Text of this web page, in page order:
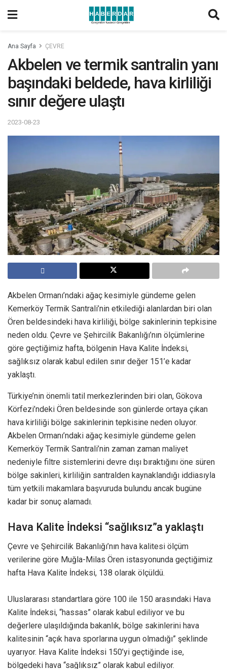
Ana Sayfa ÇEVRE
Akbelen ve termik santralin yanı
başındaki beldede, hava kirliliği
sınır değere ulaştı
2023-08-23
Akbelen Ormanı’ndaki ağaç kesimiyle gündeme gelen
Kemerköy Termik Santrali’nin etkilediği alanlardan biri olan
Ören beldesindeki hava kirliliği, bölge sakinlerinin tepkisine
neden oldu. Çevre ve Şehircilik Bakanlığı’nın ölçümlerine
göre geçtiğimiz hafta, bölgenin Hava Kalite İndeksi,
sağlıksız olarak kabul edilen sınır değer 151’e kadar
yaklaştı.
Türkiye’nin önemli tatil merkezlerinden biri olan, Gökova
Körfezi’ndeki Ören beldesinde son günlerde ortaya çıkan
hava kirliliği bölge sakinlerinin tepkisine neden oluyor.
Akbelen Ormanı’ndaki ağaç kesimiyle gündeme gelen
Kemerköy Termik Santrali’nin zaman zaman maliyet
nedeniyle filtre sistemlerini devre dışı bıraktığını öne süren
bölge sakinleri, kirliliğin santralden kaynaklandığı iddiasıyla
tüm yetkili makamlara başvuruda bulundu ancak bugüne
kadar bir sonuç alamadı.
Hava Kalite İndeksi “sağlıksız”a yaklaştı
Çevre ve Şehircilik Bakanlığı’nın hava kalitesi ölçüm
verilerine göre Muğla-Milas Ören istasyonunda geçtiğimiz
hafta Hava Kalite İndeksi, 138 olarak ölçüldü.
Uluslararası standartlara göre 100 ile 150 arasındaki Hava
Kalite İndeksi, “hassas” olarak kabul ediliyor ve bu
değerlere ulaşıldığında bakanlık, bölge sakinlerini hava
kalitesinin “açık hava sporlarına uygun olmadığı” şeklinde
uyarıyor. Hava Kalite İndeksi 150’yi geçtiğinde ise,
bölgedeki hava “sağlıksız” olarak kabul ediliyor.